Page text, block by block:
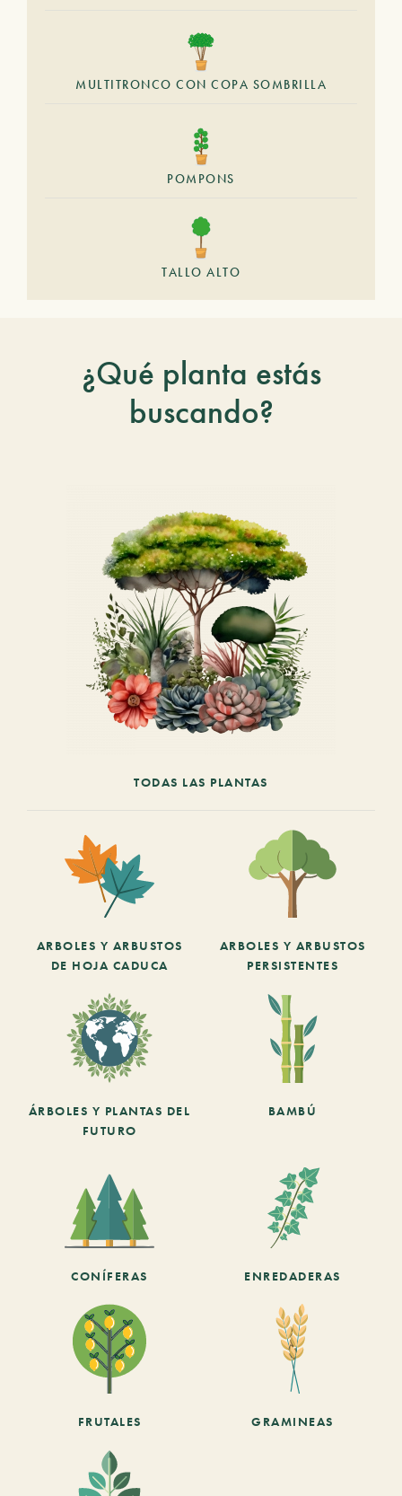
MULTITRONCO CON COPA SOMBRILLA
POMPONS
TALLO ALTO
¿Qué planta estás
buscando?
TODAS LAS PLANTAS
ARBOLES Y ARBUSTOS
DE HOJA CADUCA
ARBOLES Y ARBUSTOS
PERSISTENTES
ÁRBOLES Y PLANTAS DEL
FUTURO
BAMBÚ
CONÍFERAS ENREDADERAS
FRUTALES GRAMINEAS